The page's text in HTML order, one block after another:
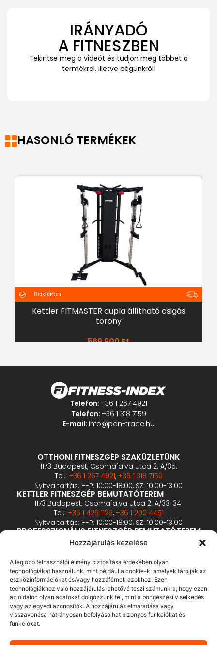
Hozzájárulás kezelése
A legjobb felhasználói élmény biztosítása érdekében olyan
technológiákat használunk, mint például a cookie-k, amelyek tárolják az
eszközinformációkat és/vagy hozzáférnek azokhoz. Ezen
technológiákhoz való hozzájárulás lehetővé teszi számunkra, hogy ezen
az oldalon olyan adatokat dolgozzunk fel, mint a böngészési viselkedés
vagy az egyedi azonosítók. A hozzájárulás elmaradása vagy
visszavonása hátrányosan befolyásolhat bizonyos funkciókat és
funkciókat.
IRÁNYADÓ
A FITNESZBEN
Tekintse meg a videót és tudjon meg többet a
termékről, illetve cégünkről!
HASONLÓ TERMÉKEK
Raktáron
Kettler FITMASTER dupla állítható csigás
torony
569 900Ft
Telefon: +36 1 267 4921
Telefon: +36 1 318 7159
E-mail: info@pan-trade.hu
OTTHONI FITNESZGÉP SZAKÜZLETÜNK
1173 Budapest, Csomafalva utca 2. A/35.
Tel.: +36 1 267 4921, +36 1 318 7159
Nyitva tartás: H-P: 10:00-18:00, SZ: 10:00-13:00
KETTLER FITNESZGÉP BEMUTATÓTEREM
1173 Budapest, Csomafalva utca 2. A/33-34.
Tel.: +36 1 426 1126, +36 1 200 4451
Nyitva tartás: H-P: 10:00-18:00, SZ: 10:00-13:00
PROFESSZIONÁLIS FITNESZGÉP BEMUTATÓTEREM
2360 Gyál, Vállalkozó u. 12.
+36 1 900 0657
Nyitva tartás: előzetes bejelentkezés alapján
ÁSZF
Adatvédelmi tájékoztató
Fizetés és szállítás
Bankkártyás fizetés tájékoztató